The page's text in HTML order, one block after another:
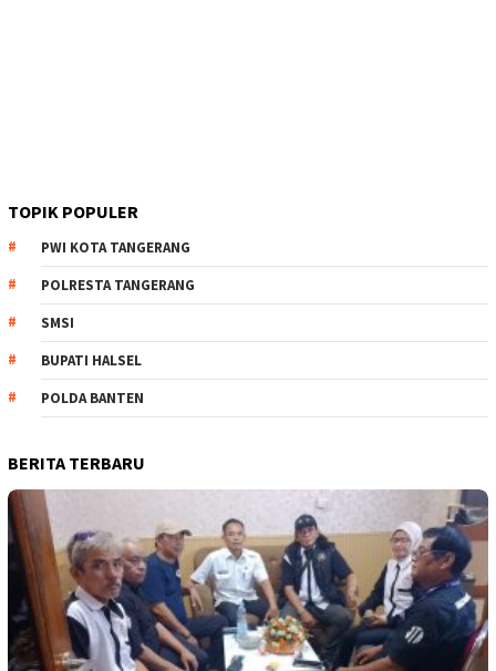
TOPIK POPULER
PWI KOTA TANGERANG
POLRESTA TANGERANG
SMSI
BUPATI HALSEL
POLDA BANTEN
BERITA TERBARU